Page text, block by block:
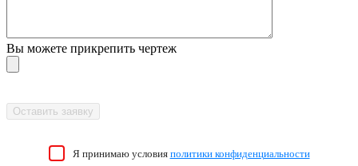
Вы можете прикрепить чертеж
Я принимаю условия политики конфиденциальности